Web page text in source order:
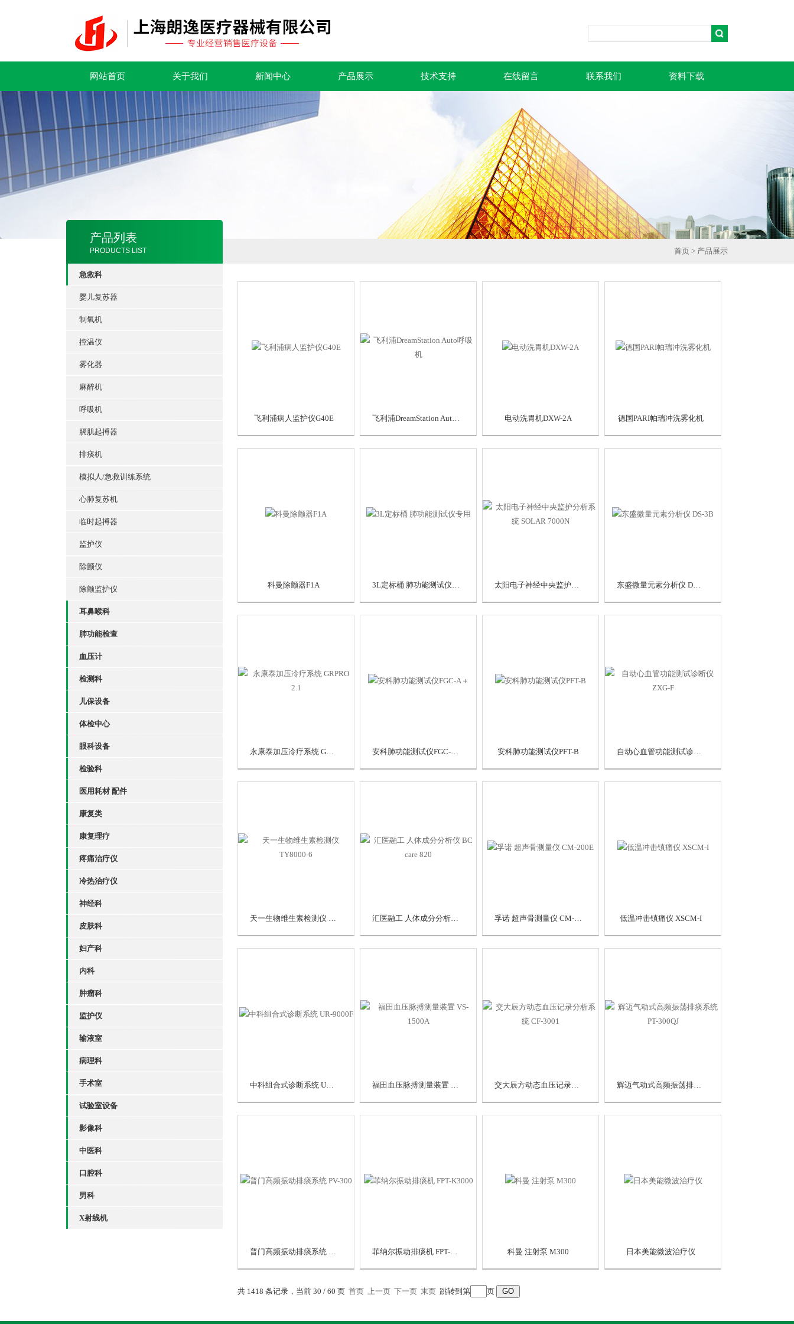
网站首页 关于我们 新闻中心 产品展示 技术支持 在线留言 联系我们 资料下载
产品列表
PRODUCTS LIST
急救科
婴儿复苏器
制氧机
控温仪
雾化器
麻醉机
呼吸机
膈肌起搏器
排痰机
模拟人/急救训练系统
心肺复苏机
临时起搏器
监护仪
除颤仪
除颤监护仪
耳鼻喉科
肺功能检查
血压计
检测科
儿保设备
体检中心
眼科设备
检验科
医用耗材 配件
康复类
康复理疗
疼痛治疗仪
冷热治疗仪
神经科
皮肤科
妇产科
内科
肿瘤科
监护仪
输液室
病理科
手术室
试验室设备
影像科
中医科
口腔科
男科
X射线机
首页 > 产品展示
飞利浦病人监护仪G40E 飞利浦DreamStation Auto呼吸机 电动洗胃机DXW-2A 德国PARI帕瑞冲洗雾化机
科曼除颤器F1A 3L定标桶 肺功能测试仪专用 太阳电子神经中央监护分析系统 SOLAR 7000N 东盛微量元素分析仪 DS-3B
永康泰加压冷疗系统 GRPRO 2.1 安科肺功能测试仪FGC-A＋ 安科肺功能测试仪PFT-B 自动心血管功能测试诊断仪 ZXG-F
天一生物维生素检测仪 TY8000-6 汇医融工 人体成分分析仪 BC care 820 孚诺 超声骨测量仪 CM-200E 低温冲击镇痛仪 XSCM-I
中科组合式诊断系统 UR-9000F 福田血压脉搏测量装置 VS-1500A 交大辰方动态血压记录分析系统 CF-3001 辉迈气动式高频振荡排痰系统PT-300QJ
普门高频振动排痰系统 PV-300 菲纳尔振动排痰机 FPT-K3000 科曼 注射泵 M300 日本美能微波治疗仪
共 1418 条记录，当前 30 / 60 页 首页 上一页 下一页 末页 跳转到第 页